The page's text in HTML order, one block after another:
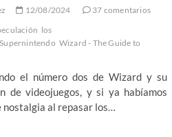
12/08/2024
37 comentarios
los
Supernintendo Wizard - The Guide to
el número dos de Wizard y su
de videojuegos, y si ya habíamos
nostalgia al repasar los…